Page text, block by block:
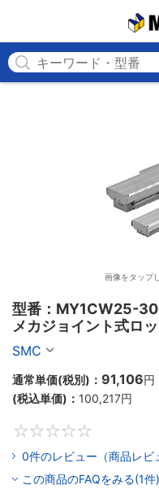
画像をタップ
型番：MY1CW25-
メカジョイント式ロ
MY1□Wシリーズ
SMC
通常単価(税別)： 91,106円
(税込単価)： 100,217円
0件のレビュー（商品レビ
この商品のFAQをみる(1件)